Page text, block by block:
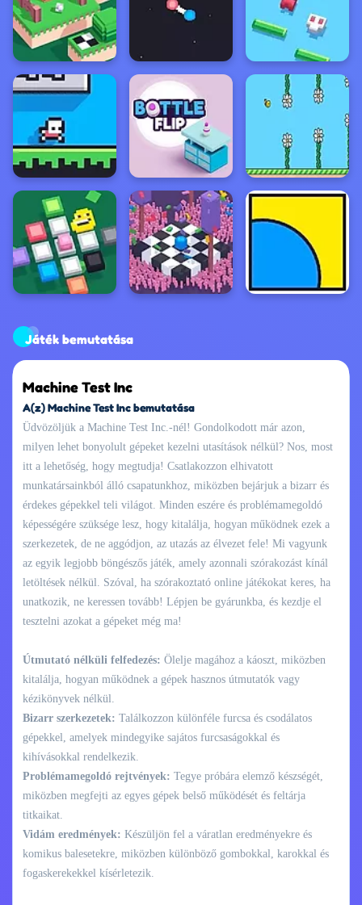
Játék bemutatása
Machine Test Inc
A(z) Machine Test Inc bemutatása
Üdvözöljük a Machine Test Inc.-nél! Gondolkodott már azon,
milyen lehet bonyolult gépeket kezelni utasítások nélkül? Nos, most
itt a lehetőség, hogy megtudja! Csatlakozzon elhivatott
munkatársainkból álló csapatunkhoz, miközben bejárjuk a bizarr és
érdekes gépekkel teli világot. Minden eszére és problémamegoldó
képességére szüksége lesz, hogy kitalálja, hogyan működnek ezek a
szerkezetek, de ne aggódjon, az utazás az élvezet fele! Mi vagyunk
az egyik legjobb böngészős játék, amely azonnali szórakozást kínál
letöltések nélkül. Szóval, ha szórakoztató online játékokat keres, ha
unatkozik, ne keressen tovább! Lépjen be gyárunkba, és kezdje el
tesztelni azokat a gépeket még ma!
Útmutató nélküli felfedezés: Ölelje magához a káoszt, miközben
kitalálja, hogyan működnek a gépek hasznos útmutatók vagy
kézikönyvek nélkül.
Bizarr szerkezetek: Találkozzon különféle furcsa és csodálatos
gépekkel, amelyek mindegyike sajátos furcsaságokkal és
kihívásokkal rendelkezik.
Problémamegoldó rejtvények: Tegye próbára elemző készségét,
miközben megfejti az egyes gépek belső működését és feltárja
titkaikat.
Vidám eredmények: Készüljön fel a váratlan eredményekre és
komikus balesetekre, miközben különböző gombokkal, karokkal és
fogaskerekekkel kísérletezik.